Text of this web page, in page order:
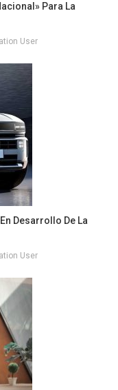
Para La
User
Desarrollo De La
User